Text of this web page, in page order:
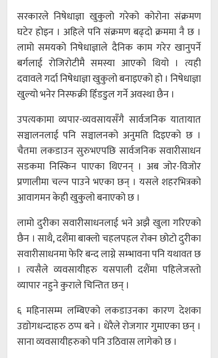
सरकारले निषेधाज्ञा खुकुलो गरेको कोरोना संक्रमण
घटेर होइन । अहिले पनि संक्रमण बढ्दो क्रममा नै छ ।
लामो समयको निषेधाज्ञाले दैनिक काम गरेर खानुपर्ने
बर्गलाई रोजिरोटीमै समस्या आएको थियो । त्यही
दवावले गर्दा निषेधाज्ञा खुकुलो बनाइएको हो । निषेधाज्ञा
खुल्यो भनेर निस्फक्री हिँडडुल गर्ने अवस्था छैन ।
उपत्यकामा व्यपार-व्यवसायसँगै सार्वजनिक यातायात
सञ्चालनलाई पनि सञ्चालनको अनुमति दिइएको छ ।
चैतमा लकडाउन सुरुभएपछि सार्वजनिक सवारीसाधन
सडकमा निस्किन पाएका थिएनन् । अब जोर-विजोर
प्रणालीमा चल्न पाउने भएका छन् । यसले शहरभित्रको
आवागमन केही खुकुलो बनाएको छ ।
लामो दुरीका सवारीसाधनलाई भने अझै खुला गरिएको
छैन । साथै, दशैंमा बाक्लो चहलपहल रोक्न छोटो दुरीका
सवारीसाधनमा फेरि बन्द लाग्ने सम्भावना पनि यथावत छ
। त्यसैले व्यवसायीहरु यसपाली दशैंमा पहिलेजस्तो
व्यापार नहुने कुराले चिन्तित छन् ।
६ महिनासम्म लम्बिएको लकडाउनका कारण देशका
उद्योगधन्दाहरु ठप्प बने । धेरैले रोजगार गुमाएका छन् ।
साना व्यवसायीहरुको पनि उठिवास लागेको छ ।